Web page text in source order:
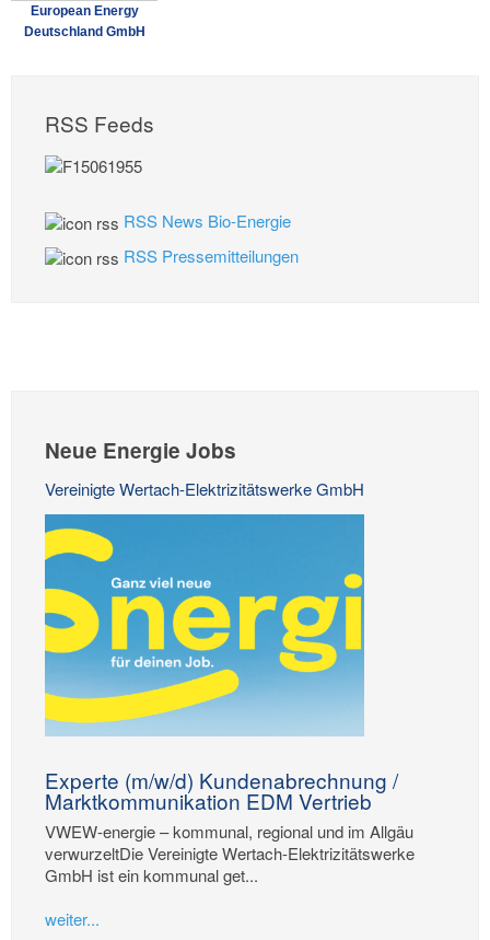
European Energy
Deutschland GmbH
RSS Feeds
RSS News Bio-Energie
RSS Pressemitteilungen
Neue Energie Jobs
Vereinigte Wertach-Elektrizitätswerke GmbH
Experte (m/w/d) Kundenabrechnung /
Marktkommunikation EDM Vertrieb
VWEW-energie – kommunal, regional und im Allgäu
verwurzeltDie Vereinigte Wertach-Elektrizitätswerke
GmbH ist ein kommunal get...
weiter...